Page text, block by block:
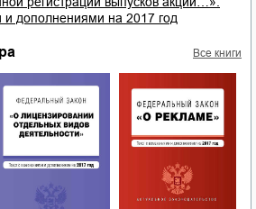
и дополнениями на 2017 год
Все книги